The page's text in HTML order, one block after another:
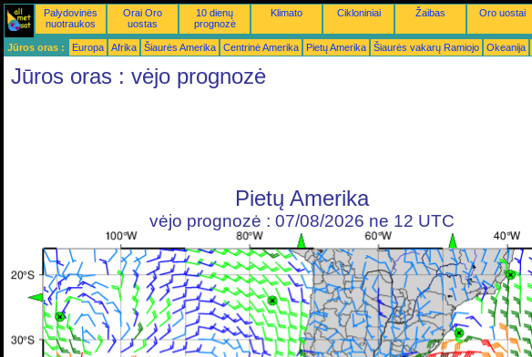
Palydovinės
nuotraukos
Orai Oro
uostas
10 dienų
prognozė
Klimato Cikloniniai Žaibas Oro uostai
Jūros oras : Europa Afrika Šiaurės Amerika Centrinė Amerika Pietų Amerika Šiaurės vakarų Ramiojo Okeanija
Jūros oras : vėjo prognozė
Pietų Amerika
vėjo prognozė : 07/08/2026 ne 12 UTC